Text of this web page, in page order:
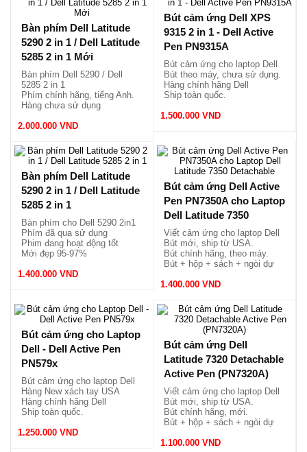
Bàn phím Dell Latitude
5290 2 in 1 / Dell Latitude
5285 2 in 1 Mới
Bàn phím Dell 5290 / Dell
5285 2 in 1
Phím chính hãng, tiếng Anh.
Hàng chưa sử dụng
thương mại
2.000.000 VND
Bút cảm ứng Dell XPS
9315 2 in 1 - Dell Active
Pen PN9315A
Bút cảm ứng cho laptop Dell
Bút theo máy, chưa sử dụng.
Hàng chính hãng Dell
Ship toàn quốc.
1.500.000 VND
Bàn phím Dell Latitude
5290 2 in 1 / Dell Latitude
5285 2 in 1
Bàn phím cho Dell 5290 2in1
Phím đã qua sử dụng
Phim đang hoạt động tốt
Mới đẹp 95-97%
1.400.000 VND
Bút cảm ứng Dell Active
Pen PN7350A cho Laptop
Dell Latitude 7350
Detachable
Viết cảm ứng cho laptop Dell
Bút mới, ship từ USA.
Bút chính hãng, theo máy.
Bút + hộp + sách + ngòi dự
1.400.000 VND
Bút cảm ứng cho Laptop
Dell - Dell Active Pen
PN579x
Bút cảm ứng cho laptop Dell
Hàng New xách tay USA
Hàng chính hãng Dell
Ship toàn quốc.
1.250.000 VND
Bút cảm ứng Dell
Latitude 7320 Detachable
Active Pen (PN7320A)
Viết cảm ứng cho laptop Dell
Bút mới, ship từ USA.
Bút chính hãng, mới.
Bút + hộp + sách + ngòi dự
1.100.000 VND